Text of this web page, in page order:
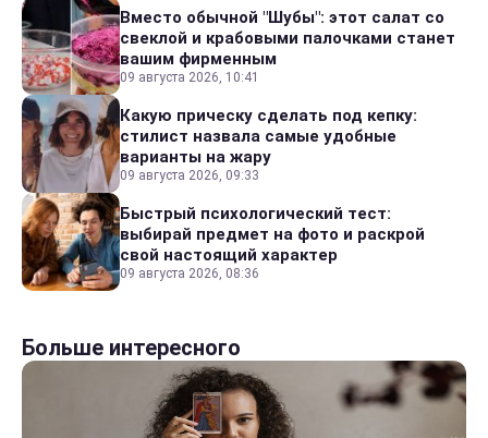
Вместо обычной "Шубы": этот салат со
свеклой и крабовыми палочками станет
вашим фирменным
09 августа 2026, 10:41
Какую прическу сделать под кепку:
стилист назвала самые удобные
варианты на жару
09 августа 2026, 09:33
Быстрый психологический тест:
выбирай предмет на фото и раскрой
свой настоящий характер
09 августа 2026, 08:36
Больше интересного